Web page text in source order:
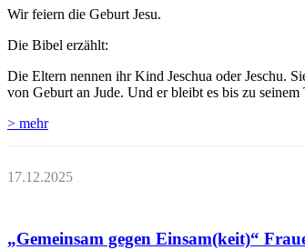
Wir feiern die Geburt Jesu.
Die Bibel erzählt:
Die Eltern nennen ihr Kind Jeschua oder Jeschu.
von Geburt an Jude. Und er bleibt es bis zu
> mehr
17.12.2025
„Gemeinsam gegen Einsam(keit)“